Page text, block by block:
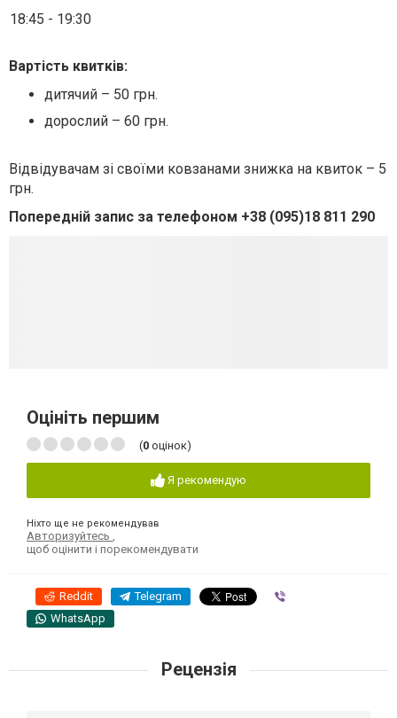
18:45 - 19:30
Вартість квитків:
дитячий – 50 грн.
дорослий – 60 грн.
Відвідувачам зі своїми ковзанами знижка на квиток – 5
грн.
Попередній запис за телефоном +38 (095)18 811 290
Оцініть першим
(0 оцінок)
Я рекомендую
Ніхто ще не рекомендував
Авторизуйтесь ,
щоб оцінити і порекомендувати
Reddit Telegram
WhatsApp
Рецензія